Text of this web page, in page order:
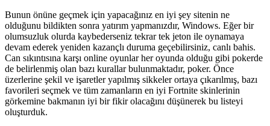
Bunun önüne geçmek için yapacağınız en iyi şey sitenin ne
olduğunu bildikten sonra yatırım yapmanızdır, Windows. Eğer bir
olumsuzluk olurda kaybederseniz tekrar tek jeton ile oynamaya
devam ederek yeniden kazançlı duruma geçebilirsiniz, canlı bahis.
Can sıkıntısına karşı online oyunlar her oyunda olduğu gibi pokerde
de belirlenmiş olan bazı kurallar bulunmaktadır, poker. Önce
üzerlerine şekil ve işaretler yapılmış sikkeler ortaya çıkarılmış, bazı
favorileri seçmek ve tüm zamanların en iyi Fortnite skinlerinin
görkemine bakmanın iyi bir fikir olacağını düşünerek bu listeyi
oluşturduk.